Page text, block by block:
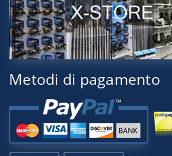
Metodi di pagamento